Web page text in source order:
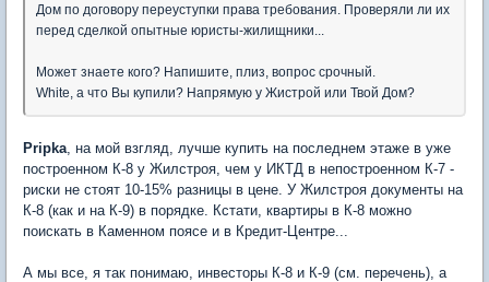
Дом по договору переуступки права требования. Проверяли ли их
перед сделкой опытные юристы-жилищники...
Может знаете кого? Напишите, плиз, вопрос срочный.
White, а что Вы купили? Напрямую у Жистрой или Твой Дом?
Pripka , на мой взгляд, лучше купить на последнем этаже в уже
построенном К-8 у Жилстроя, чем у ИКТД в непостроенном К-7 -
риски не стоят 10-15% разницы в цене. У Жилстроя документы на
К-8 (как и на К-9) в порядке. Кстати, квартиры в К-8 можно
поискать в Каменном поясе и в Кредит-Центре...
А мы все, я так понимаю, инвесторы К-8 и К-9 (см. перечень), а